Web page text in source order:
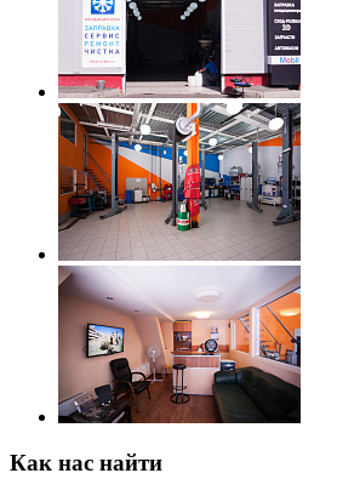
Как нас найти